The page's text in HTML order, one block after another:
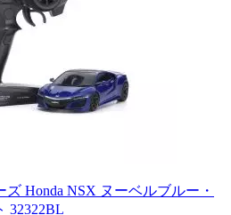
ズ Honda NSX ヌーベルブルー・
32322BL